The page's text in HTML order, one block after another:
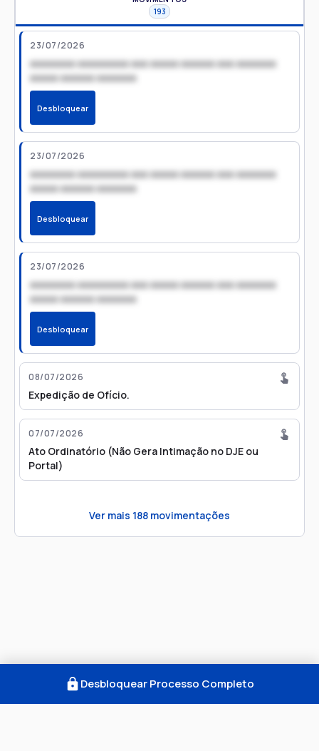
193
23/07/2026
xxxxxxxx xxxxxxxxx xxx xxxxx xxxxxx xxx xxxxxxx
xxxxx xxxxxx xxxxxxx
Desbloquear
23/07/2026
xxxxxxxx xxxxxxxxx xxx xxxxx xxxxxx xxx xxxxxxx
xxxxx xxxxxx xxxxxxx
Desbloquear
23/07/2026
xxxxxxxx xxxxxxxxx xxx xxxxx xxxxxx xxx xxxxxxx
xxxxx xxxxxx xxxxxxx
Desbloquear
08/07/2026
Expedição de Ofício.
07/07/2026
Ato Ordinatório (Não Gera Intimação no DJE ou
Portal)
Ver mais 188 movimentações
Desbloquear Processo Completo